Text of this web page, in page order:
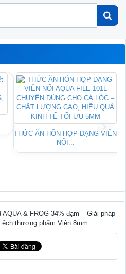
THỨC ĂN HỖN HỢP DẠNG VIÊN
NỔI...